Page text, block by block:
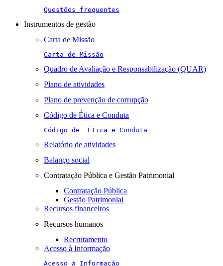
Questões frequentes
Instrumentos de gestão
Carta de Missão
Carta de Missão
Quadro de Avaliação e Responsabilização (QUAR)
Plano de atividades
Plano de prevenção de corrupção
Código de Ética e Conduta
Código de  Ética e Conduta
Relatório de atividades
Balanço social
Contratação Pública e Gestão Patrimonial
Contratação Pública
Gestão Patrimonial
Recursos financeiros
Recursos humanos
Recrutamento
Acesso à Informação
Acesso à Informação